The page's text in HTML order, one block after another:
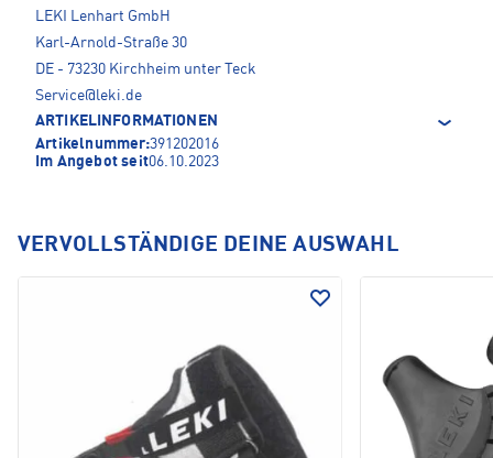
LEKI Lenhart GmbH
Karl-Arnold-Straße 30
DE - 73230 Kirchheim unter Teck
Service@leki.de
ARTIKELINFORMATIONEN
Artikelnummer:391202016
Im Angebot seit06.10.2023
VERVOLLSTÄNDIGE DEINE AUSWAHL